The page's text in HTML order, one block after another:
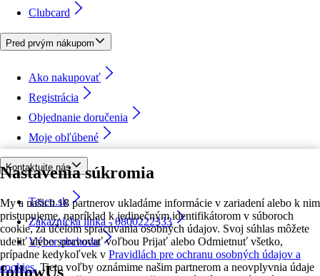
Nastavenia súkromia
My a našich 18 partnerov ukladáme informácie v zariadení alebo k nim
pristupujeme, napríklad k jedinečným identifikátorom v súboroch
cookie, za účelom spracúvania osobných údajov. Svoj súhlas môžete
udeliť alebo spravovať voľbou Prijať alebo Odmietnuť všetko,
prípadne kedykoľvek v Pravidlách pre ochranu osobných údajov a
cookies. Tieto voľby oznámime našim partnerom a neovplyvnia údaje
Clubcard
Pred prvým nákupom
Ako nakupovať
Registrácia
Objednanie doručenia
Moje obľúbené
Kontaktujte nás
Tesco.sk
Zákaznícka linka - 0800222333
Výber obchodu
followUs